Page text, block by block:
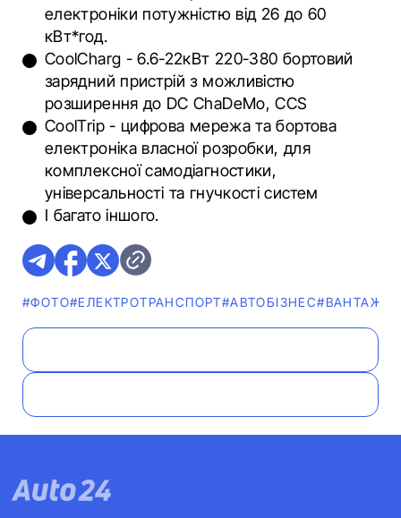
електроніки потужністю від 26 до 60
кВт*год.
CoolCharg - 6.6-22кВт 220-380 бортовий
зарядний пристрій з можливістю
розширення до DC ChaDeMo, CCS
СoolTrip - цифрова мережа та бортова
електроніка власної розробки, для
комплексної самодіагностики,
універсальності та гнучкості систем
І багато іншого.
#ФОТО#ЕЛЕКТРОТРАНСПОРТ#АВТОБІЗНЕС